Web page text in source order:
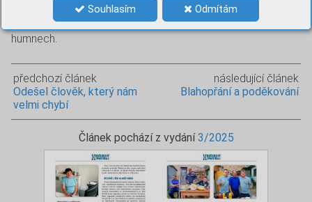
Souhlasím Odmítám
program. Letošní tradiční obecní vánoční trhy se budou
konat v sobotu 6. prosince jako vždy na Drásovských
humnech.
předchozí článek
Odešel člověk, který nám
velmi chybí
následující článek
Blahopřání a poděkování
Článek pochází z vydání 3/2025